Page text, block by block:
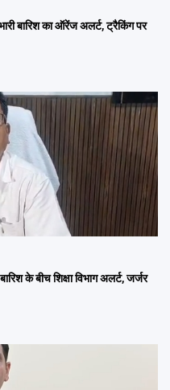
बारिश का ऑरेंज अलर्ट, ट्रैकिंग पर
के बीच शिक्षा विभाग अलर्ट, जर्जर